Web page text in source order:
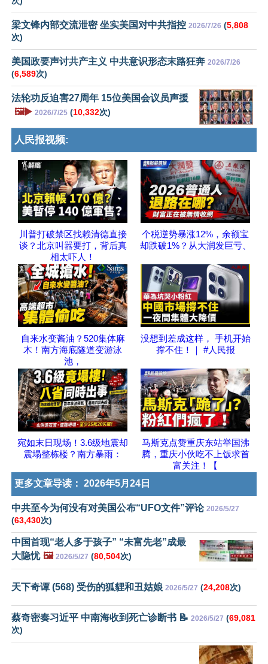
梁文锋内部交流泄密 坐实美国对中共指控 2026/7/26 (5,808
次)
美国政要声讨共产主义 中共意识形态末路狂奔 2026/7/26
(6,589次)
法轮功反迫害27周年 15位美国会议员声援
🖼️▶️ 2026/7/25 (10,332次)
人民报视频:
川普打破禁区找赖清德直接
谈？北京叫嚣要打，背后真
相太吓人！
个税逆势暴涨12%，余额宝
却跌破1%？从大润发巨亏、
自来水变酱油？520集体麻
木！南方海底隧道变游泳
池，
没想到差成这样， 手机开始
撑不住！｜ #人民报
宛如末日现场！3.6级地震却
震塌整栋楼？南方暴雨：
马斯克点赞重庆东站举国沸
腾，重庆小伙吃不上饭求首
富关注！【
更多文章导读： 2026年5月24日
中共至今为何没有对美国公布“UFO文件”评论 2026/5/27
(63,430次)
中国首现“老人多于孩子” “未富先老”成最
大隐忧 🖼️ 2026/5/27 (80,504次)
天下奇谭 (568) 受伤的狐貍和丑姑娘 2026/5/27 (24,208次)
蔡奇密奏习近平 中南海收到死亡诊断书 📝 2026/5/27 (69,081
次)